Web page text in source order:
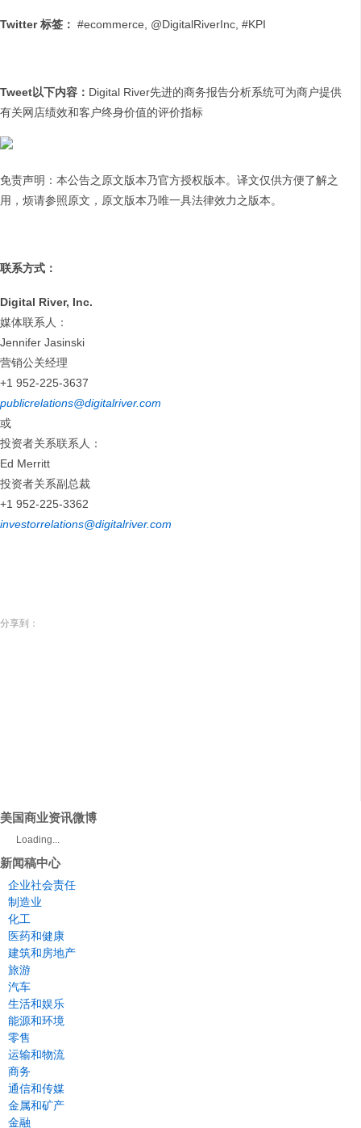
Twitter标签： #ecommerce, @DigitalRiverInc, #KPI
Tweet以下内容： Digital River先进的商务报告分析系统可为商户提供
有关网店绩效和客户终身价值的评价指标
免责声明：本公告之原文版本乃官方授权版本。译文仅供方便了解之
用，烦请参照原文，原文版本乃唯一具法律效力之版本。
联系方式：
Digital River, Inc.
媒体联系人：
Jennifer Jasinski
营销公关经理
+1 952-225-3637
publicrelations@digitalriver.com
或
投资者关系联系人：
Ed Merritt
投资者关系副总裁
+1 952-225-3362
investorrelations@digitalriver.com
分享到：
美国商业资讯微博
Loading...
新闻稿中心
企业社会责任
制造业
化工
医药和健康
建筑和房地产
旅游
汽车
生活和娱乐
能源和环境
零售
运输和物流
商务
通信和传媒
金属和矿产
金融